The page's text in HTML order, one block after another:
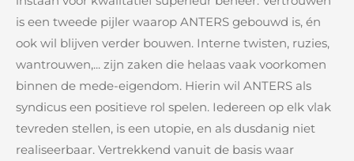
is een tweede pijler waarop ANTERS gebouwd is, én
ook wil blijven verder bouwen. Interne twisten, ruzies,
wantrouwen,... zijn zaken die helaas vaak voorkomen
binnen de mede-eigendom. Hierin wil ANTERS als
syndicus een positieve rol spelen. Iedereen op elk vlak
tevreden stellen, is een utopie, en als dusdanig niet
realiseerbaar. Vertrekkend vanuit de basis waar